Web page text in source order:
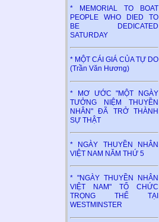
* MEMORIAL TO BOAT
PEOPLE WHO DIED TO
BE DEDICATED
SATURDAY
* MỘT CÁI GIÁ CỦA TỰ DO
(Trần Văn Hương)
* MƠ ƯỚC "MỘT NGÀY
TƯỞNG NIỆM THUYỀN
NHÂN" ĐÃ TRỞ THÀNH
SỰ THẬT
* NGÀY THUYỀN NHÂN
VIỆT NAM NĂM THỨ 5
* "NGÀY THUYỀN NHÂN
VIỆT NAM" TỔ CHỨC
TRỌNG THỂ TẠI
WESTMINSTER